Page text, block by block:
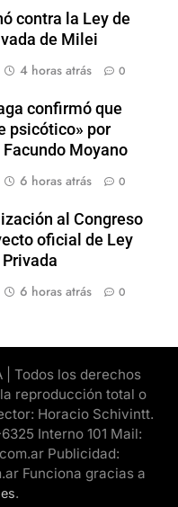
contra la Ley de
de Milei
4 horas atrás 0
confirmó que
psicótico» por
Moyano
6 horas atrás 0
al Congreso
oficial de Ley
6 horas atrás 0
| Todos los derechos
reproducción total o
Horacio Schivintt.
Interno 101 Mail:
Publicidad:
Funciona gracias a
.